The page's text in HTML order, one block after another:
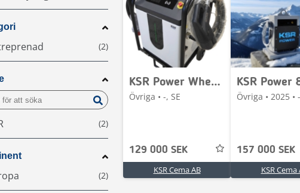
KSR Power Wheel-X TC801
Övriga • -, SE
129 000 SEK
KSR Cema AB
KSR Power
Övriga • 2025 •
157 000 SEK
KSR Cema